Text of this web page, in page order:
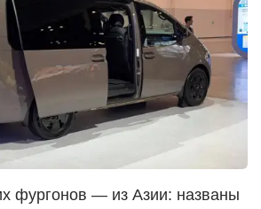
фургонов — из Азии: названы